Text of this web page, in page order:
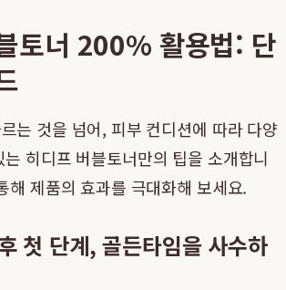
토너 200% 활용법: 단
는 것을 넘어, 피부 컨디션에 따라 다양
히디프 버블토너만의 팁을 소개합니
해 제품의 효과를 극대화해 보세요.
첫 단계, 골든타임을 사수하